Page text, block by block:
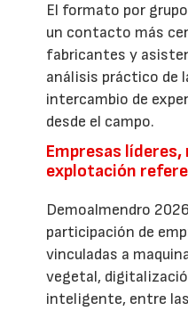
El formato por
un contacto más
fabricantes y
análisis práctico de
intercambio de
desde el campo.
Empresas
explotación
Demoalmendro
participación de
vinculadas a
vegetal,
inteligente, entre